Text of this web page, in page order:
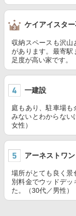
ケイアイスタ
収納スペースも沢山
があります。最寄駅
足度が高い家です。
一建設
庭もあり、駐車場
みないとわからない
女性）
アーネストワン
場所がとても良く景
別料金でウッドデッ
た。（30代／男性）